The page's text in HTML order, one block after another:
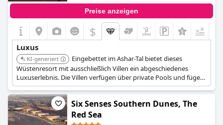
Preise anzeigen
$
Luxus
KI-generiert
Eingebettet im Ashar-Tal bietet dieses
Wüstenresort mit ausschließlich Villen ein abgeschiedenes
Luxuserlebnis. Die Villen verfügen über private Pools und fügen
sich nahtlos in die natürliche Umgebung ein. Das Resort bietet
immersive Wellnessbehandlungen und authentische
kulinarische Erlebnisse.Six Senses Southern Dunes, The
Red Sea